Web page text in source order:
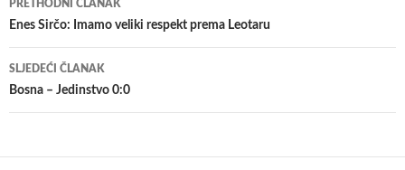
članaka
PRETHODNI ČLANAK
Enes Sirčo: Imamo veliki respekt prema Leotaru
SLJEDEĆI ČLANAK
Bosna – Jedinstvo 0:0